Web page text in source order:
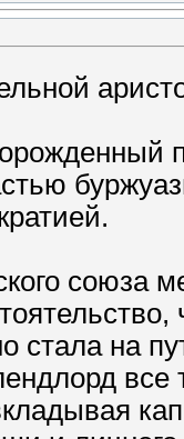
союза
стала на